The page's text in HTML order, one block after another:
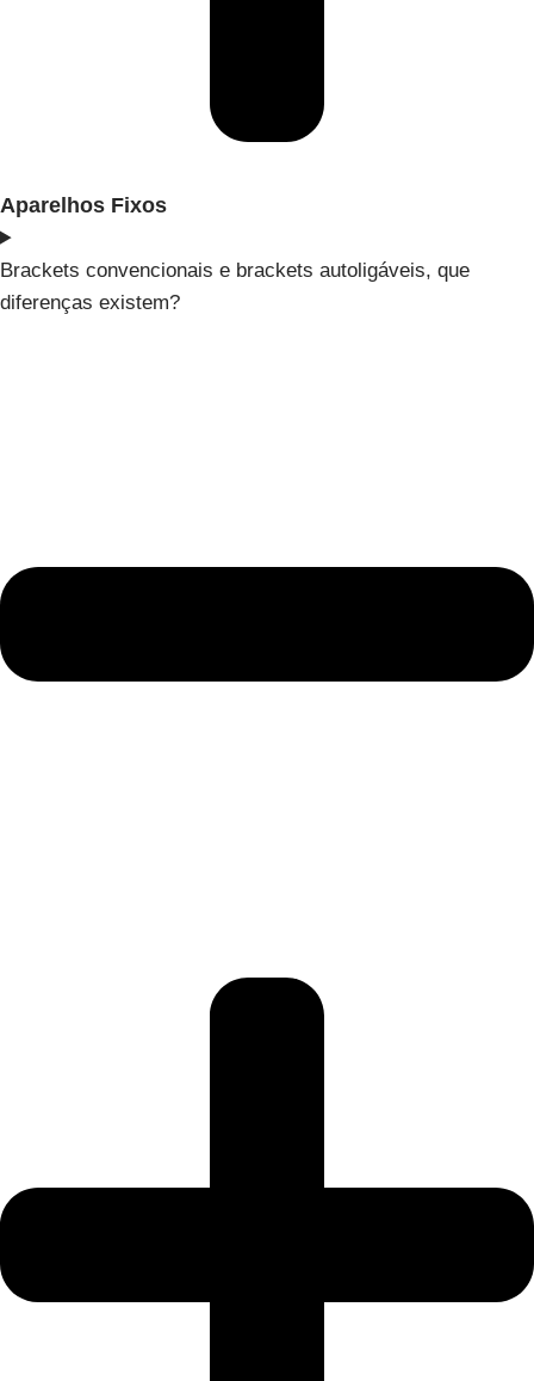
Aparelhos Fixos
Brackets convencionais e brackets autoligáveis, que
diferenças existem?